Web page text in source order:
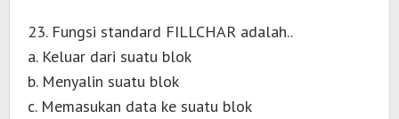
23. Fungsi standard FILLCHAR adalah..
a. Keluar dari suatu blok
b. Menyalin suatu blok
c. Memasukan data ke suatu blok